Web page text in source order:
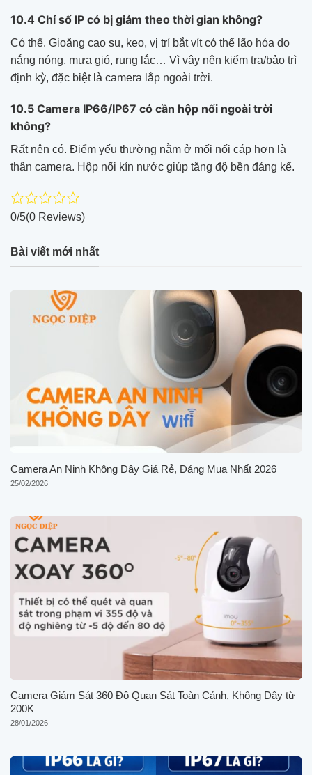
10.4 Chỉ số IP có bị giảm theo thời gian không?
Có thể. Gioăng cao su, keo, vị trí bắt vít có thể lão hóa do
nắng nóng, mưa gió, rung lắc… Vì vậy nên kiểm tra/bảo trì
định kỳ, đặc biệt là camera lắp ngoài trời.
10.5 Camera IP66/IP67 có cần hộp nối ngoài trời
không?
Rất nên có. Điểm yếu thường nằm ở mối nối cáp hơn là
thân camera. Hộp nối kín nước giúp tăng độ bền đáng kể.
0/5(0 Reviews)
Bài viết mới nhất
Camera An Ninh Không Dây Giá Rẻ, Đáng Mua Nhất 2026
25/02/2026
Camera Giám Sát 360 Độ Quan Sát Toàn Cảnh, Không Dây từ
200K
28/01/2026